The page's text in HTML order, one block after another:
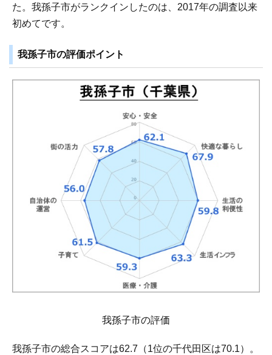
た。我孫子市がランクインしたのは、2017年の調査以来
初めてです。
我孫子市の評価ポイント
我孫子市の評価
我孫子市の総合スコアは62.7（1位の千代田区は70.1）。